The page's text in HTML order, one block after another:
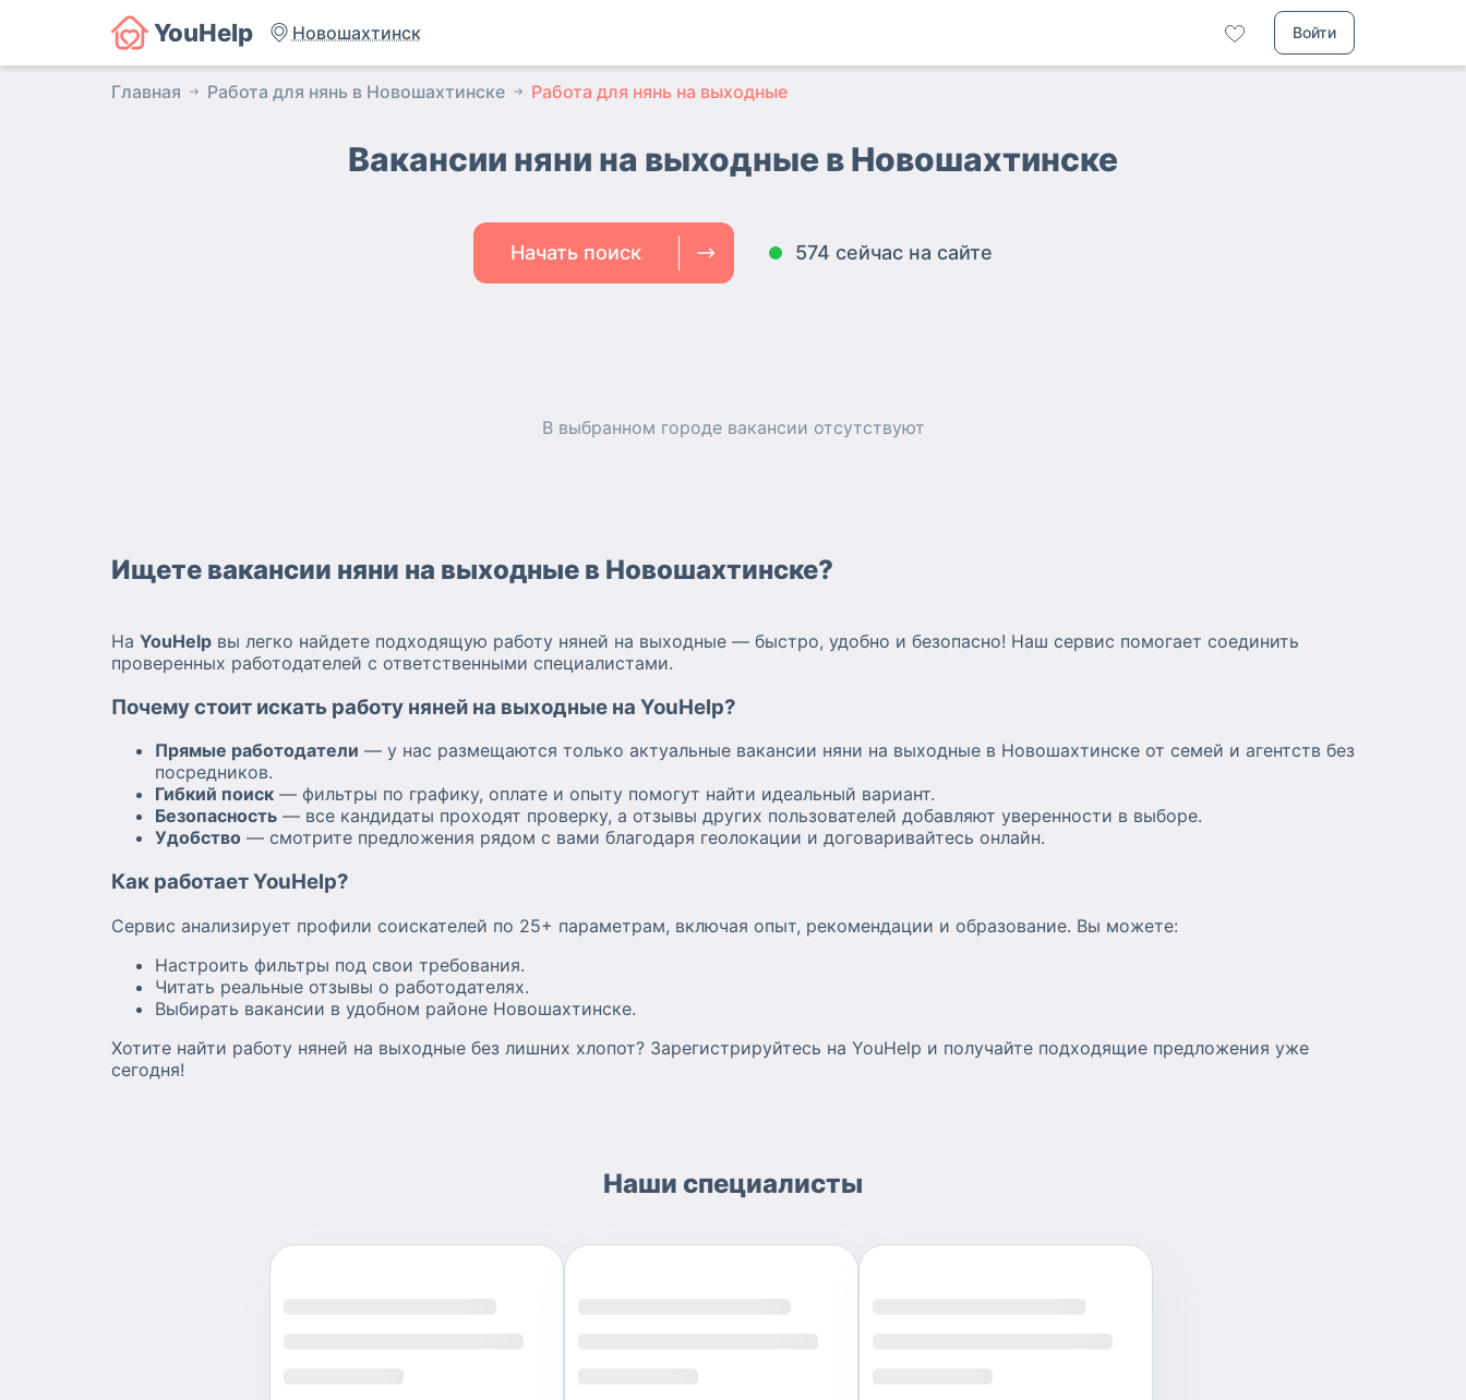
YouHelp Новошахтинск Войти
Главная Работа для нянь в Новошахтинске Работа для нянь на выходные
Вакансии няни на выходные в Новошахтинске
Начать поиск 574 сейчас на сайте
В выбранном городе вакансии отсутствуют
Ищете вакансии няни на выходные в Новошахтинске?
На YouHelp вы легко найдете подходящую работу няней на выходные — быстро, удобно и безопасно! Наш сервис помогает соединить
проверенных работодателей с ответственными специалистами.
Почему стоит искать работу няней на выходные на YouHelp?
Прямые работодатели — у нас размещаются только актуальные вакансии няни на выходные в Новошахтинске от семей и агентств без
посредников.
Гибкий поиск — фильтры по графику, оплате и опыту помогут найти идеальный вариант.
Безопасность — все кандидаты проходят проверку, а отзывы других пользователей добавляют уверенности в выборе.
Удобство — смотрите предложения рядом с вами благодаря геолокации и договаривайтесь онлайн.
Как работает YouHelp?
Сервис анализирует профили соискателей по 25+ параметрам, включая опыт, рекомендации и образование. Вы можете:
Настроить фильтры под свои требования.
Читать реальные отзывы о работодателях.
Выбирать вакансии в удобном районе Новошахтинске.
Хотите найти работу няней на выходные без лишних хлопот? Зарегистрируйтесь на YouHelp и получайте подходящие предложения уже
сегодня!
Наши специалисты